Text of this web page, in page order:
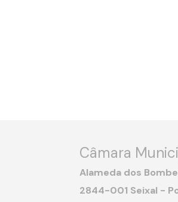
Câmara
Alameda dos
2844-001 Seixal -